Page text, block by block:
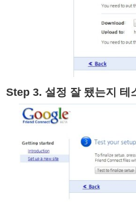
Step 3. 설정 잘 됐는지 테